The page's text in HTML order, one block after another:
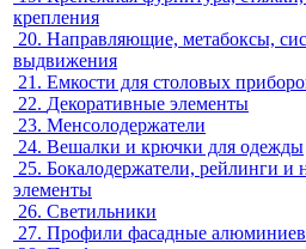
крепления
20. Направляющие, метабоксы,
выдвижения
21. Емкости для столовых
22. Декоративные элементы
23. Менсолодержатели
24. Вешалки и крючки для одежды
25. Бокалодержатели, рейлинги и
элементы
26. Светильники
27. Профили фасадные